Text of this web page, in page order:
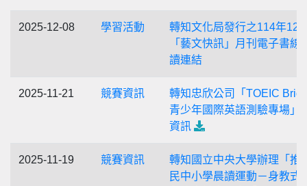
2025-12-08 學習活動
轉知文化局發行之114年12
「藝文快訊」月刊電子書線
讀連結
2025-11-21 競賽資訊
轉知忠欣公司「TOEIC
青少年國際英語測驗專場」
資訊
2025-11-19 競賽資訊
轉知國立中央大學辦理「推
民中小學晨讀運動－身教式